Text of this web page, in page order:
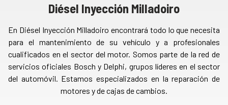
Diésel Inyección Milladoiro
En Diésel Inyección Milladoiro encontrará todo lo que necesita
para el mantenimiento de su vehículo y a profesionales
cualificados en el sector del motor. Somos parte de la red de
servicios oficiales Bosch y Delphi, grupos líderes en el sector
del automóvil. Estamos especializados en la reparación de
motores y de cajas de cambios.